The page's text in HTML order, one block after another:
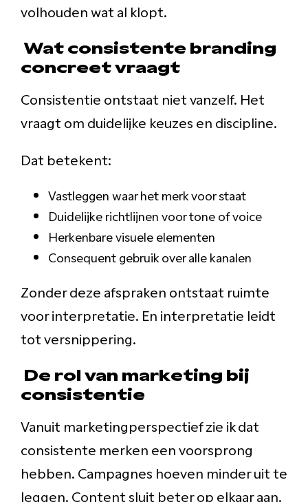
volhouden wat al klopt.
Wat consistente branding
concreet vraagt
Consistentie ontstaat niet vanzelf. Het
vraagt om duidelijke keuzes en discipline.
Dat betekent:
Vastleggen waar het merk voor staat
Duidelijke richtlijnen voor tone of voice
Herkenbare visuele elementen
Consequent gebruik over alle kanalen
Zonder deze afspraken ontstaat ruimte
voor interpretatie. En interpretatie leidt
tot versnippering.
De rol van marketing bij
consistentie
Vanuit marketingperspectief zie ik dat
consistente merken een voorsprong
hebben. Campagnes hoeven minder uit te
leggen. Content sluit beter op elkaar aan.